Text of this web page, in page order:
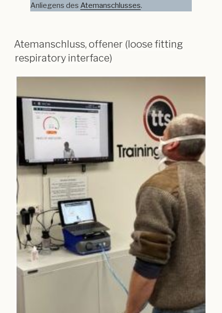
Anliegens des Atemanschlusses.
Atemanschluss, offener (loose fitting
respiratory interface)